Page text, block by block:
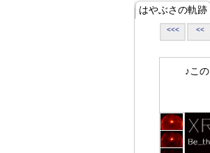
はやぶさの軌跡
<<< <<
♪この